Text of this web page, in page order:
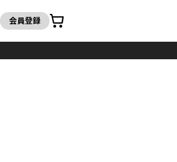
会員登録
カート